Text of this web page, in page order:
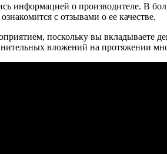
информацией о производителе. В
с отзывами о ее качестве.
поскольку вы вкладываете
вложений на протяжении